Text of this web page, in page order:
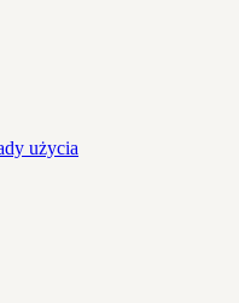
użycia